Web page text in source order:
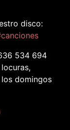
disco:
534 694
domingos